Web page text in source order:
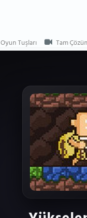
Oyun Tuşları Tam